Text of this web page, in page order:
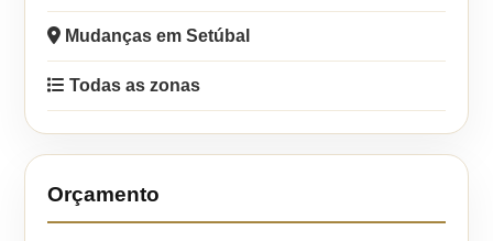
Mudanças em Setúbal
Todas as zonas
Orçamento